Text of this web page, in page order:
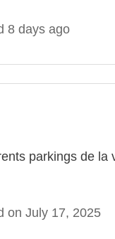
8 days ago
parkings de la
on July 17, 2025